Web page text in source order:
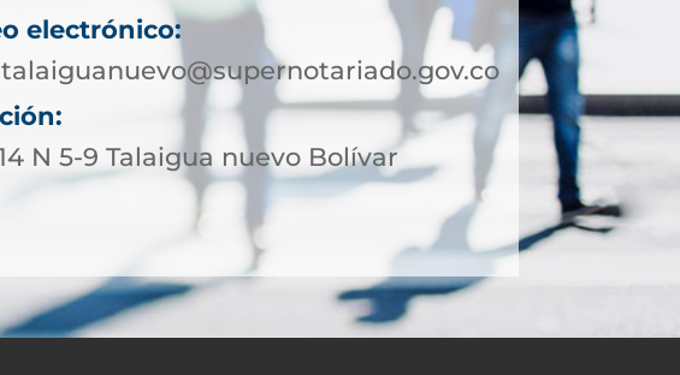
electrónico:
N 5-9 Talaigua nuevo Bolívar